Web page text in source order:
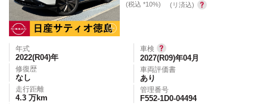
(税込 *10%)
(リ済込)
年式
2022(R04)年
修復歴
なし
走行距離
4.3 万km
車検
2027(R09)年04月
車両評価書
あり
管理番号
F552-1D0-04494